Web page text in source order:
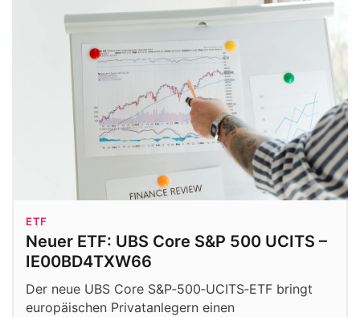
ETF
Neuer ETF: UBS Core S&P 500 UCITS –
IE00BD4TXW66
Der neue UBS Core S&P‑500‑UCITS‑ETF bringt
europäischen Privatanlegern einen